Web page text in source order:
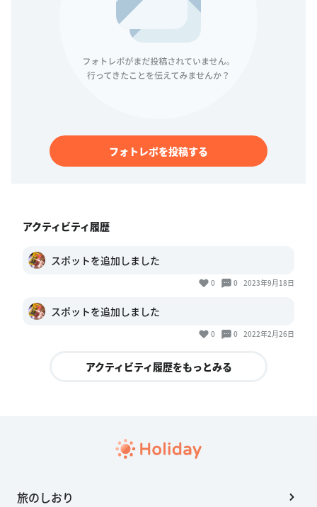
フォトレポを投稿する
アクティビティ履歴
スポットを追加しました
0 0 2023年9月18日
スポットを追加しました
0 0 2022年2月26日
アクティビティ履歴をもっとみる
旅のしおり